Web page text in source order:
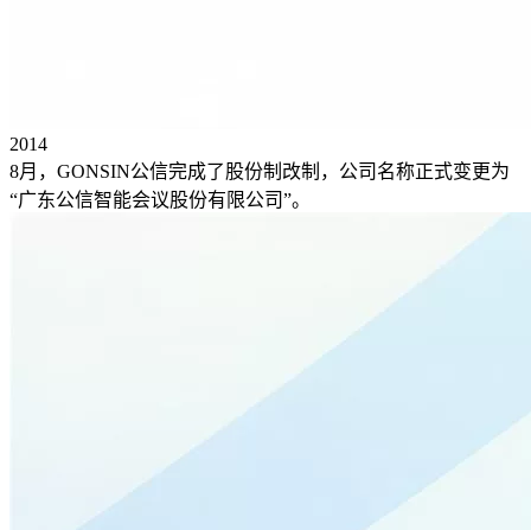
2014
8月，GONSIN公信完成了股份制改制，公司名称正式变更为
“广东公信智能会议股份有限公司”。